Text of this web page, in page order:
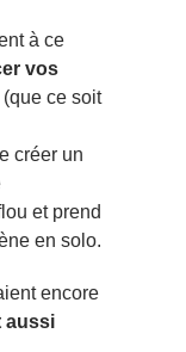
à ce
vos
ce soit
créer un
et prend
en solo.
encore
aussi